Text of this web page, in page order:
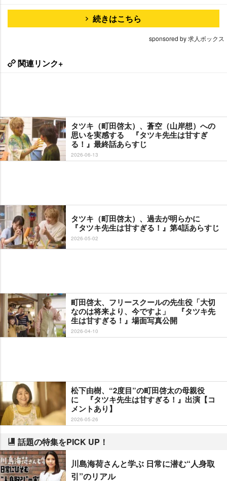
続きはこちら
sponsored by 求人ボックス
関連リンク+
タツキ（町田啓太）、蒼空（山岸想）への
思いを実感する 『タツキ先生は甘すぎ
る！』最終話あらすじ
2026-06-13
タツキ（町田啓太）、過去が明らかに
『タツキ先生は甘すぎる！』第4話あらすじ
2026-05-02
町田啓太、フリースクールの先生役「大切
なのは将来より、今ですよ」 『タツキ先
生は甘すぎる！』場面写真公開
2026-04-10
松下由樹、“2度目”の町田啓太の母親役
に 『タツキ先生は甘すぎる！』出演【コ
メントあり】
2026-05-26
話題の特集をPICK UP！
川島海荷さんと学ぶ 日常に潜む“人身取
引”のリアル